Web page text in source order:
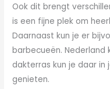
Ook dit brengt
is een fijne plek om
Daarnaast kun je er
barbecueën. Nederland
dakterras kun je daar
genieten.